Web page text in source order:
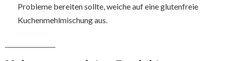
Probleme bereiten sollte, weiche auf eine glutenfreie
Kuchenmehlmischung aus.